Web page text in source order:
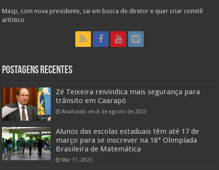
Masp, com nova presidente, sai em busca de diretor e quer criar comitê
artístico
Postagens Recentes
Zé Teixeira reivindica mais segurança para
trânsito em Caarapó
Atualizado em 8 de agosto de 2023
Alunos das escolas estaduais têm até 17 de
março para se inscrever na 18ª Olimpíada
Brasileira de Matemática
Mar 11, 2023